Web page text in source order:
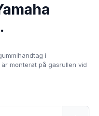
i
monterat på gasrullen vid